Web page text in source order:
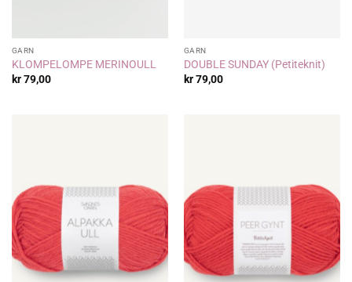
GARN
KLOMPELOMPE MERINOULL
kr79,00
GARN
DOUBLE SUNDAY (Petiteknit)
kr79,00